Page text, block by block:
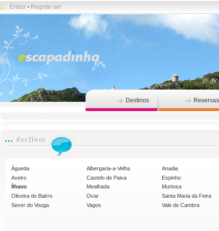
Entrar • Registe-se!
Destinos Reservas
Águeda Albergaria-a-Velha
Anadia
Aveiro
Castelo de Paiva
Espinho
Ílhavo
Mealhada
Murtosa
Oliveira do Bairro
Ovar
Santa Maria da Feira
Sever do Vouga
Vagos Vale de Cambra